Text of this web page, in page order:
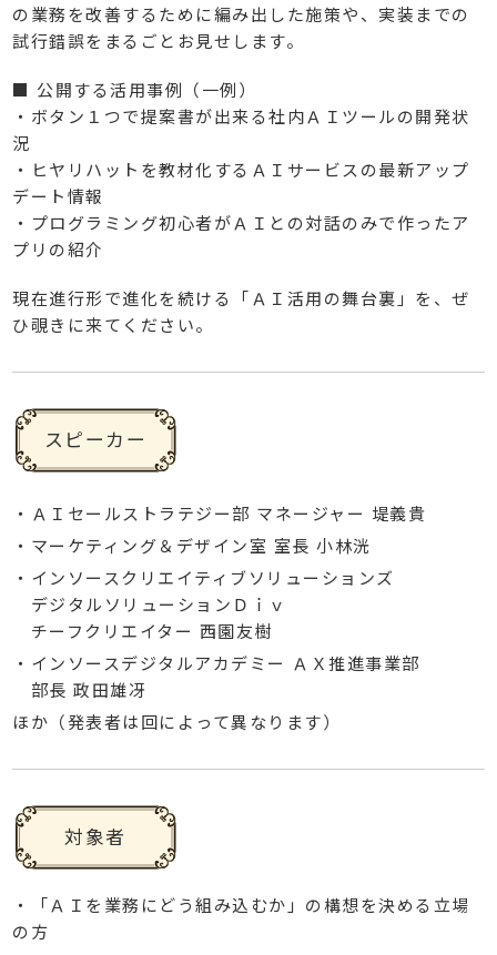
の業務を改善するために編み出した施策や、実装までの
試行錯誤をまるごとお見せします。
■ 公開する活用事例（一例）
・ボタン１つで提案書が出来る社内ＡＩツールの開発状
況
・ヒヤリハットを教材化するＡＩサービスの最新アップ
デート情報
・プログラミング初心者がＡＩとの対話のみで作ったア
プリの紹介
現在進行形で進化を続ける「ＡＩ活用の舞台裏」を、ぜ
ひ覗きに来てください。
スピーカー
・ＡＩセールストラテジー部 マネージャー 堤義貴
・マーケティング＆デザイン室 室長 小林洸
・インソースクリエイティブソリューションズ
デジタルソリューションＤｉｖ
チーフクリエイター 西園友樹
・インソースデジタルアカデミー ＡＸ推進事業部
部長 政田雄冴
ほか（発表者は回によって異なります）
対象者
・「ＡＩを業務にどう組み込むか」の構想を決める立場
の方